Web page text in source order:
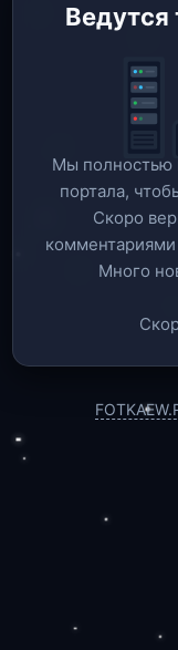
Ведутся
Мы полностью
портала,
Скоро
Много